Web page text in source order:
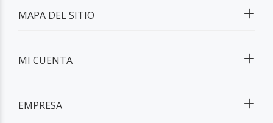
MAPA DEL SITIO
MI CUENTA
EMPRESA